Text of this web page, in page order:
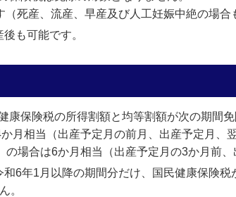
死産、流産、早産及び人工妊娠中絶の場合
も可能です。
康保険税の所得割額と均等割額が次の期間
月相当（出産予定月の前月、出産予定月、
場合は6か月相当（出産予定月の3か月前
6年1月以降の期間分だけ、国民健康保険税
。